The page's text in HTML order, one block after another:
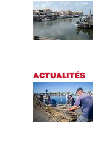
ACTUALITÉS